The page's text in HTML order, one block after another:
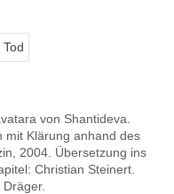
Tod
von Shantideva.
mit Klärung anhand des
2004. Übersetzung ins
Christian Steinert.